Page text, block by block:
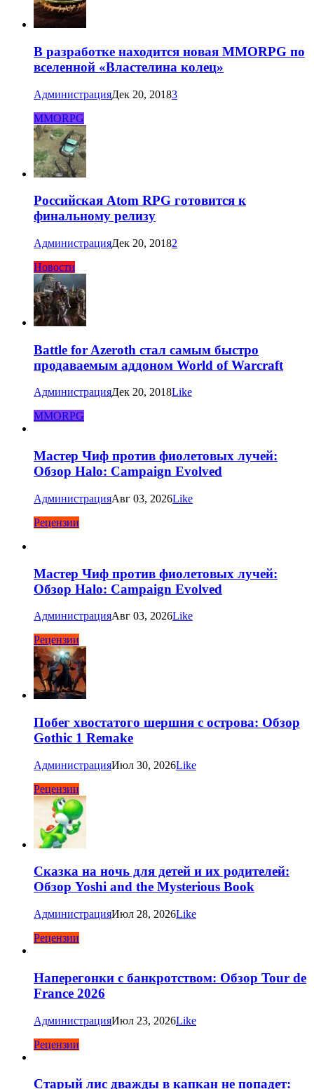
В разработке находится новая MMORPG по
вселенной «Властелина колец»
АдминистрацияДек 20, 20183
MMORPG
Российская Atom RPG готовится к
финальному релизу
АдминистрацияДек 20, 20182
Новости
Battle for Azeroth стал самым быстро
продаваемым аддоном World of Warcraft
АдминистрацияДек 20, 2018Like
MMORPG
Мастер Чиф против фиолетовых лучей:
Обзор Halo: Campaign Evolved
АдминистрацияАвг 03, 2026Like
Рецензии
Мастер Чиф против фиолетовых лучей:
Обзор Halo: Campaign Evolved
АдминистрацияАвг 03, 2026Like
Рецензии
Побег хвостатого шершня с острова: Обзор
Gothic 1 Remake
АдминистрацияИюл 30, 2026Like
Рецензии
Сказка на ночь для детей и их родителей:
Обзор Yoshi and the Mysterious Book
АдминистрацияИюл 28, 2026Like
Рецензии
Наперегонки с банкротством: Обзор Tour de
France 2026
АдминистрацияИюл 23, 2026Like
Рецензии
Старый лис дважды в капкан не попадет: